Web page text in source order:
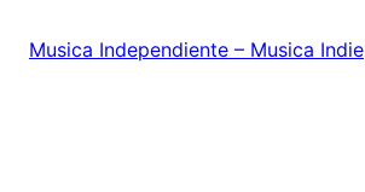
Musica Independiente – Musica Indie